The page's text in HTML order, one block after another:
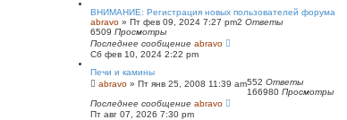
ВНИМАНИЕ: Регистрация новых пользователей форума
abravo » Пт фев 09, 2024 7:27 pm2 Ответы
6509 Просмотры
Последнее сообщение abravo
Сб фев 10, 2024 2:22 pm
Печи и камины
abravo » Пт янв 25, 2008 11:39 am552 Ответы
166980 Просмотры
Последнее сообщение abravo
Пт авг 07, 2026 7:30 pm